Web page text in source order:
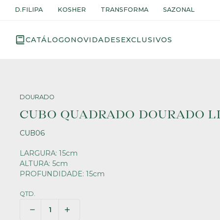
D.FILIPA KOSHER TRANSFORMA SAZONAL
CATÁLOGONOVIDADESEXCLUSIVOS
DOURADO
CUBO QUADRADO DOURADO
CUB06
LARGURA: 15cm
ALTURA: 5cm
PROFUNDIDADE: 15cm
QTD.